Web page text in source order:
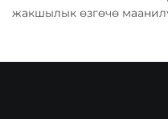
жакшылык өзгөчө